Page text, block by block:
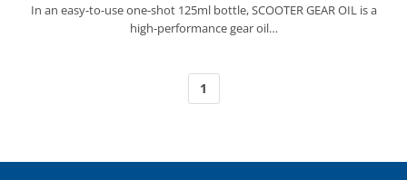
In an easy-to-use one-shot 125ml bottle, SCOOTER GEAR OIL is a
high-performance gear oil…
1